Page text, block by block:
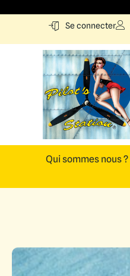
Se connecter
Qui sommes nous ?